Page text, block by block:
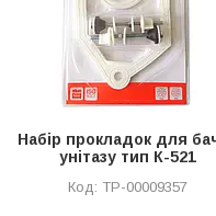
Набір прокладок для
унітазу тип К-521
ТР-00009357